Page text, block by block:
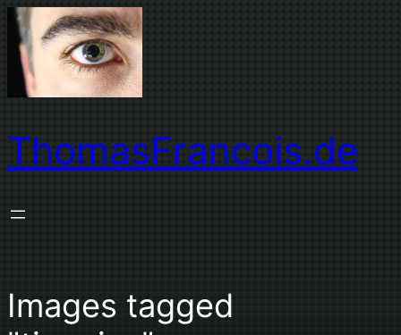
Zum
Inhalt
springen
ThomasFrancois.de
Images tagged